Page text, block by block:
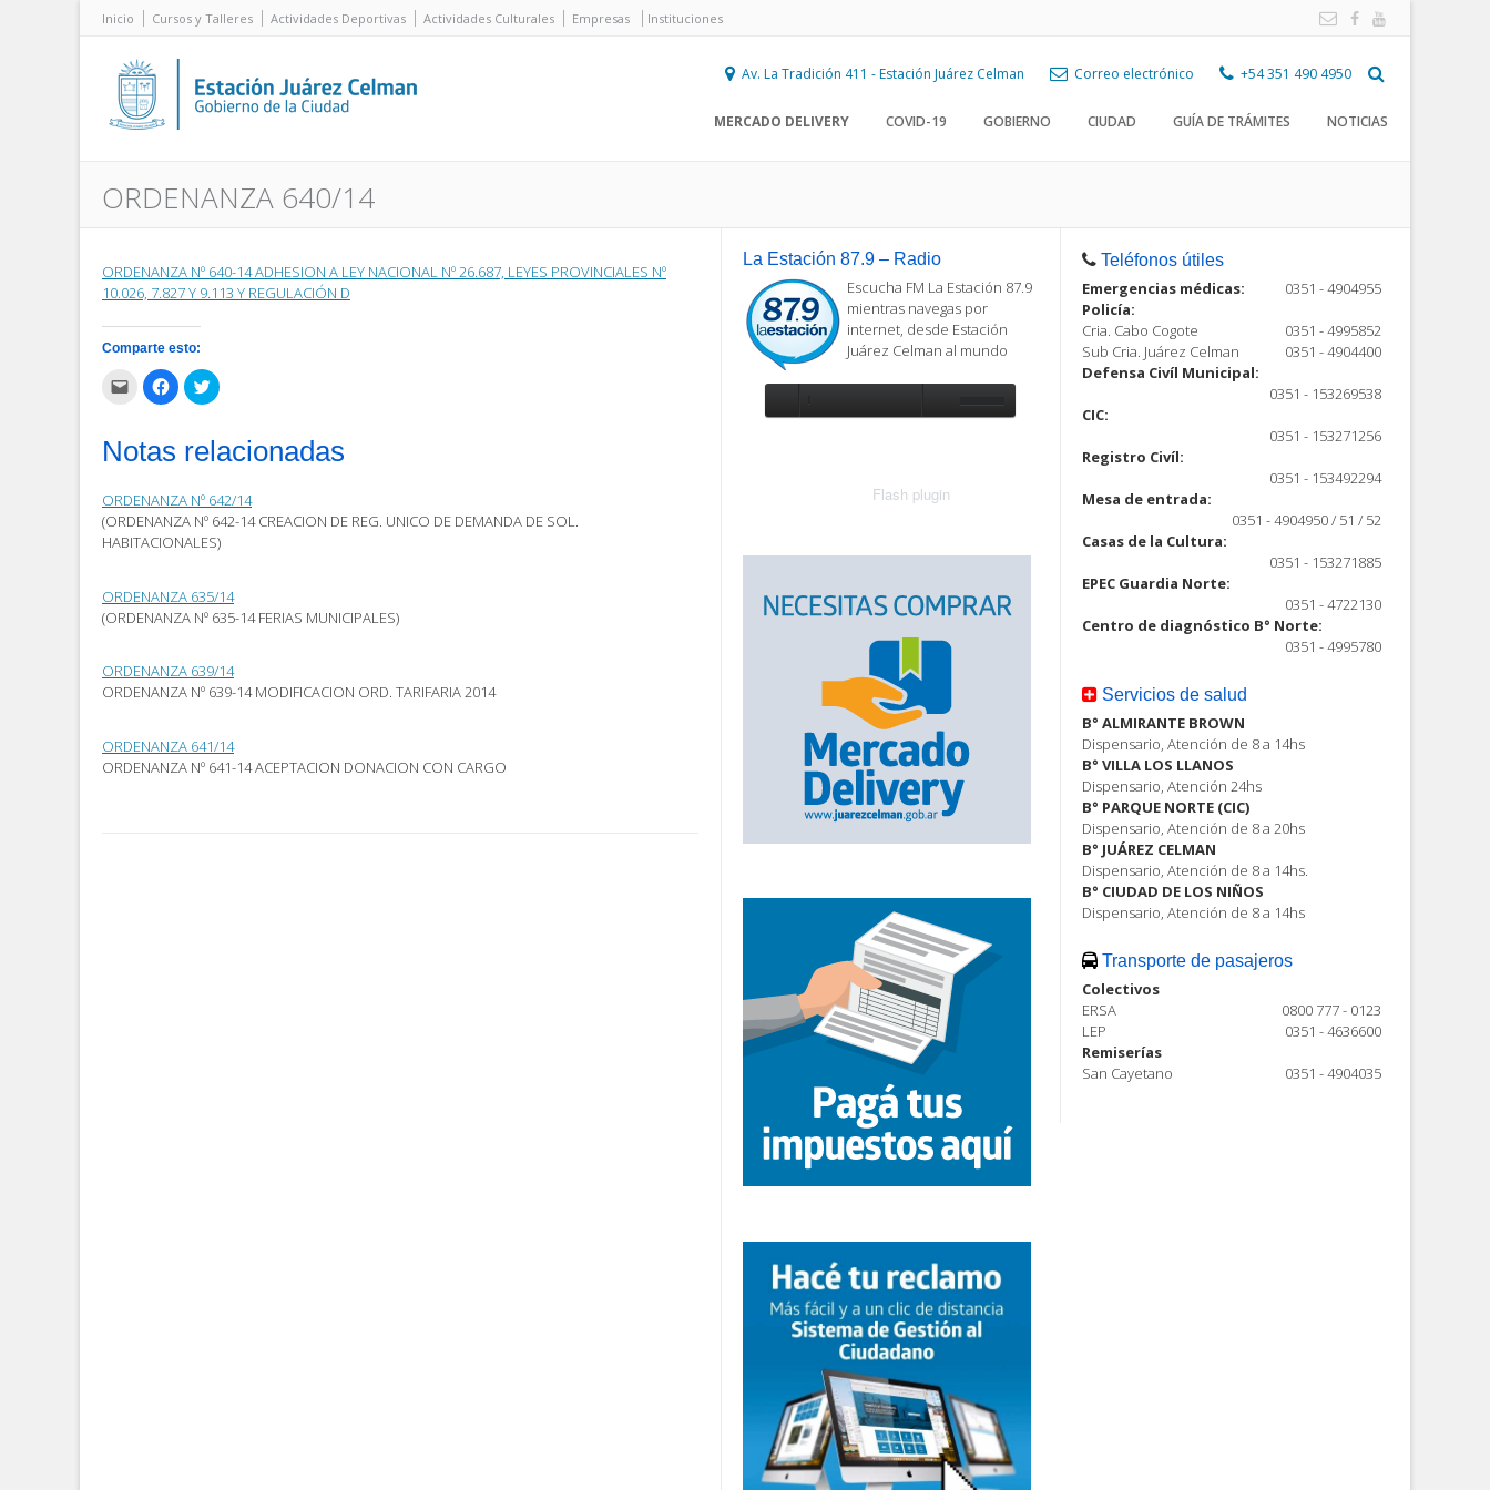
Inicio Cursos y Talleres Actividades Deportivas Actividades Culturales Empresas Instituciones
Av. La Tradición 411 - Estación Juárez Celman Correo electrónico +54 351 490 4950
MERCADO DELIVERY COVID-19 GOBIERNO CIUDAD GUÍA DE TRÁMITES NOTICIAS
ORDENANZA 640/14
ORDENANZA Nº 640-14 ADHESION A LEY NACIONAL Nº 26.687, LEYES PROVINCIALES Nº
10.026, 7.827 Y 9.113 Y REGULACIÓN D
Comparte esto:
Haz
clic
para
correo
electrónico
amigo
(Se
abre
en
Haz
clic
para
Facebook
(Se
una
ventana
nueva)
Haz
clic
en
Twitter
(Se
una
ventana
nueva)
Notas relacionadas
ORDENANZA Nº 642/14
(ORDENANZA Nº 642-14 CREACION DE REG. UNICO DE DEMANDA DE SOL.
HABITACIONALES)
ORDENANZA 635/14
(ORDENANZA Nº 635-14 FERIAS MUNICIPALES)
ORDENANZA 639/14
ORDENANZA Nº 639-14 MODIFICACION ORD. TARIFARIA 2014
ORDENANZA 641/14
ORDENANZA Nº 641-14 ACEPTACION DONACION CON CARGO
La Estación 87.9 – Radio
Escucha FM La Estación 87.9
mientras navegas por
internet, desde Estación
Juárez Celman al mundo
Flash plugin
Teléfonos útiles
Emergencias médicas:
0351 - 4904955
Policía:
Cria. Cabo Cogote
0351 - 4995852
Sub Cria. Juárez Celman
0351 - 4904400
Defensa Civíl Municipal:
0351 - 153269538
CIC:
0351 - 153271256
Registro Civíl:
0351 - 153492294
Mesa de entrada:
0351 - 4904950 / 51 / 52
Casas de la Cultura:
0351 - 153271885
EPEC Guardia Norte:
0351 - 4722130
Centro de diagnóstico B° Norte:
0351 - 4995780
Servicios de salud
B° ALMIRANTE BROWN
Dispensario, Atención de 8 a 14hs
B° VILLA LOS LLANOS
Dispensario, Atención 24hs
B° PARQUE NORTE (CIC)
Dispensario, Atención de 8 a 20hs
B° JUÁREZ CELMAN
Dispensario, Atención de 8 a 14hs.
B° CIUDAD DE LOS NIÑOS
Dispensario, Atención de 8 a 14hs
Transporte de pasajeros
Colectivos
ERSA
0800 777 - 0123
LEP
0351 - 4636600
Remiserías
San Cayetano
0351 - 4904035